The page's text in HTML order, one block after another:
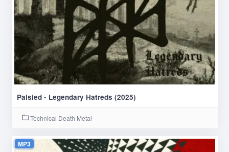
Palsied - Legendary Hatreds (2025)
Technical Death Metal
MP3